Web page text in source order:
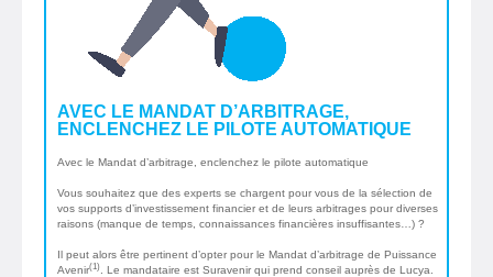
AVEC LE MANDAT D’ARBITRAGE,
ENCLENCHEZ LE PILOTE AUTOMATIQUE
Avec le Mandat d’arbitrage, enclenchez le pilote automatique
Vous souhaitez que des experts se chargent pour vous de la sélection de
vos supports d’investissement financier et de leurs arbitrages pour diverses
raisons (manque de temps, connaissances financières insuffisantes…) ?
Il peut alors être pertinent d’opter pour le Mandat d’arbitrage de Puissance
Avenir(1) . Le mandataire est Suravenir qui prend conseil auprès de Lucya.